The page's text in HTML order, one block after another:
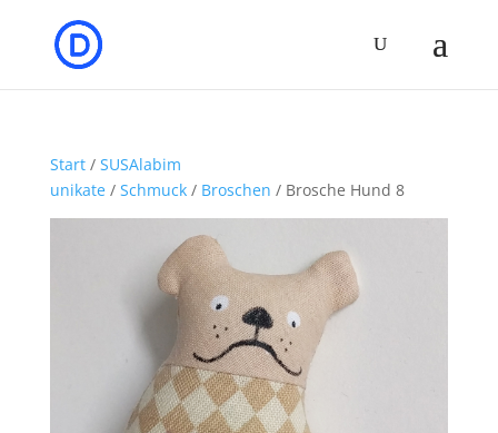
Start/ SUSAlabim
unikate/ Schmuck/ Broschen / Brosche Hund 8